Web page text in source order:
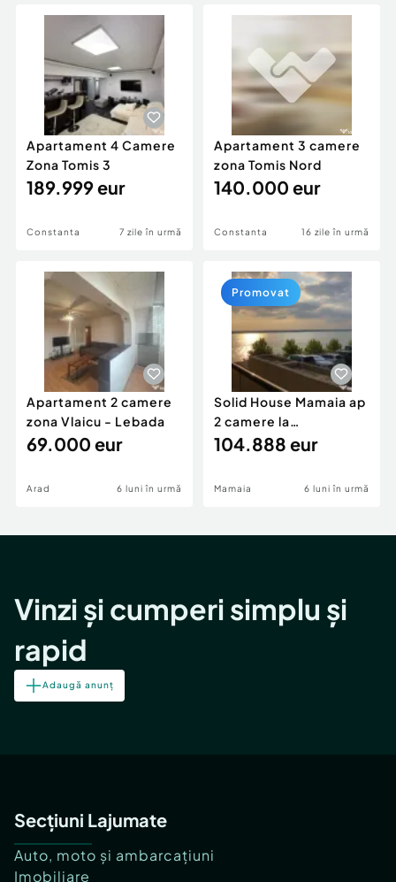
Animale de companie
Afaceri și echipamente profesionale
Inchiriere Bunuri si Vehicule
Utilaje agricole si industriale
Piese auto si accesorii
Dacia Duster
Apartament 4 Camere
Zona Tomis 3
189.999 eur
Constanta 7 zile în urmă
Apartament 3 camere
zona Tomis Nord
140.000 eur
Constanta 16 zile în urmă
Apartament 2 camere
zona Vlaicu - Lebada
69.000 eur
Arad 6 luni în urmă
Solid House Mamaia ap
2 camere la
cheie,langa Mega
104.888 eur
Mamaia 6 luni în urmă
Promovat
Vinzi și cumperi simplu și
rapid
Adaugă anunț
Secțiuni Lajumate
Auto, moto și ambarcațiuni
Imobiliare